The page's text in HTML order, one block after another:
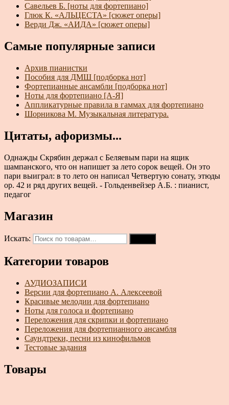
Савельев Б. [ноты для фортепиано]
Глюк К. «АЛЬЦЕСТА» [сюжет оперы]
Верди Дж. «АИДА» [сюжет оперы]
Самые популярные записи
Архив пианистки
Пособия для ДМШ [подборка нот]
Фортепианные ансамбли [подборка нот]
Ноты для фортепиано [А-Я]
Аппликатурные правила в гаммах для фортепиано
Шорникова М. Музыкальная литература.
Цитаты, афоризмы...
Однажды Скрябин держал с Беляевым пари на ящик
шампанского, что он напишет за лето сорок вещей. Он это
пари выиграл: в то лето он написал Четвертую сонату, этюды
ор. 42 и ряд других вещей. - Гольденвейзер А.Б. : пианист,
педагог
Магазин
Искать:
Категории товаров
АУДИОЗАПИСИ
Версии для фортепиано А. Алексеевой
Красивые мелодии для фортепиано
Ноты для голоса и фортепиано
Переложения для скрипки и фортепиано
Переложения для фортепианного ансамбля
Саундтреки, песни из кинофильмов
Тестовые задания
Товары